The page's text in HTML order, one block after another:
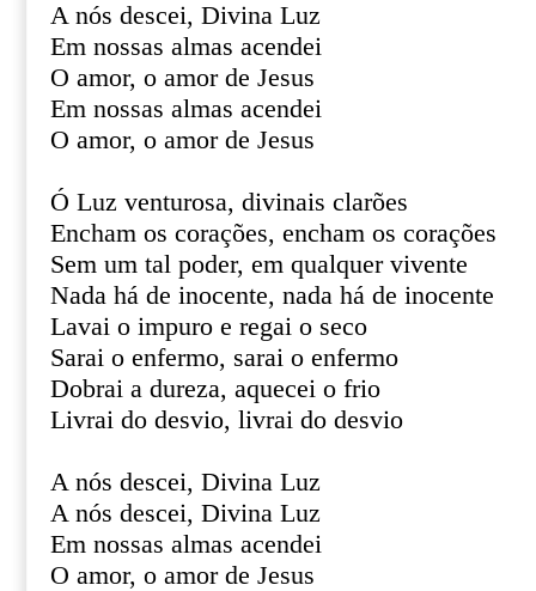
A nós descei, Divina Luz
Em nossas almas acendei
O amor, o amor de Jesus
Em nossas almas acendei
O amor, o amor de Jesus
Ó Luz venturosa, divinais clarões
Encham os corações, encham os corações
Sem um tal poder, em qualquer vivente
Nada há de inocente, nada há de inocente
Lavai o impuro e regai o seco
Sarai o enfermo, sarai o enfermo
Dobrai a dureza, aquecei o frio
Livrai do desvio, livrai do desvio
A nós descei, Divina Luz
A nós descei, Divina Luz
Em nossas almas acendei
O amor, o amor de Jesus